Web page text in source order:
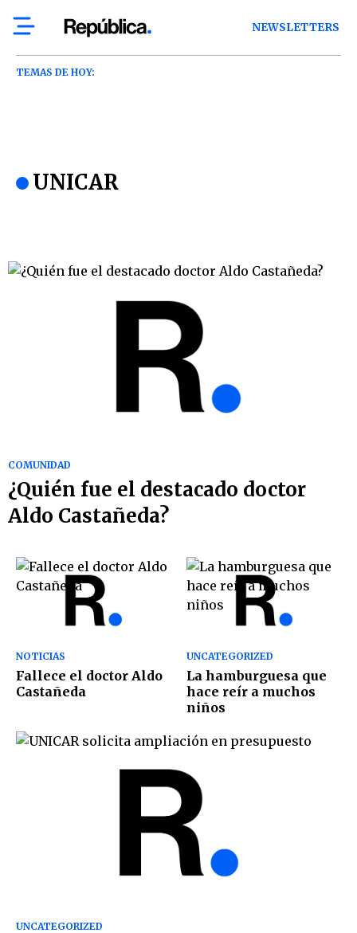
NEWSLETTERS
TEMAS DE HOY:
UNICAR
COMUNIDAD
¿Quién fue el destacado doctor
Aldo Castañeda?
NOTICIAS
Fallece el doctor Aldo
Castañeda
UNCATEGORIZED
La hamburguesa que
hace reír a muchos
niños
UNCATEGORIZED